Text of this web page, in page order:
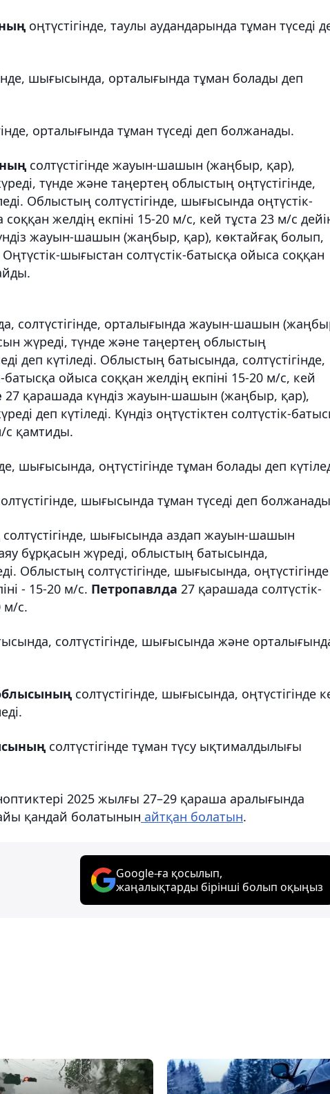
оңтүстігінде, таулы аудандарында тұман түседі
шығысында, орталығында тұман болады деп
орталығында тұман түседі деп болжанады.
солтүстігінде жауын-шашын (жаңбыр, қар),
түнде және таңертең облыстың оңтүстігінде,
Облыстың солтүстігінде, шығысында оңтүстік-
желдің екпіні 15-20 м/с, кей тұста 23 м/с
жауын-шашын (жаңбыр, қар), көктайғақ болып,
шығыстан солтүстік-батысқа ойыса соққан
солтүстігінде, орталығында жауын-шашын
жүреді, түнде және таңертең облыстың
деп күтіледі. Облыстың батысында, солтүстігінде,
батысқа ойыса соққан желдің екпіні 15-20 м/с, кей
27 қарашада күндіз жауын-шашын (жаңбыр, қар),
деп күтіледі. Күндіз оңтүстіктен солтүстік-
с қамтиды.
шығысында, оңтүстігінде тұман болады деп
шығысында тұман түседі деп
солтүстігінде, шығысында аздап жауын-шашын
бұрқасын жүреді, облыстың батысында,
Облыстың солтүстігінде, шығысында, оңтүстігінде
- 15-20 м/с. Петропавлда 27 қарашада солтүстік-
м/с.
солтүстігінде, шығысында және
солтүстігінде, шығысында, оңтүстігінде
солтүстігінде тұман түсу ықтималдылығы
2025 жылғы 27–29 қараша аралығында
қандай болатынын айтқан болатын.
Google-ға қосылып,
жаңалықтарды бірінші болып оқыңыз